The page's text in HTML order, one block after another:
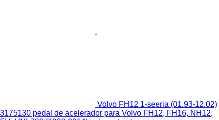
Volvo FH12 1-seeria (01.93-12.02)
3175130 pedal de acelerador para Volvo FH12, FH16, NH12,